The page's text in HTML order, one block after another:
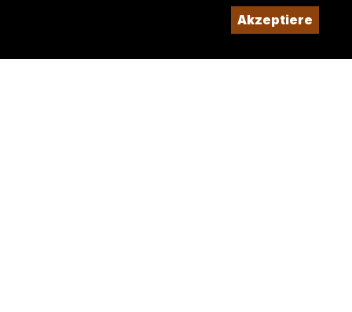
Akzeptiere